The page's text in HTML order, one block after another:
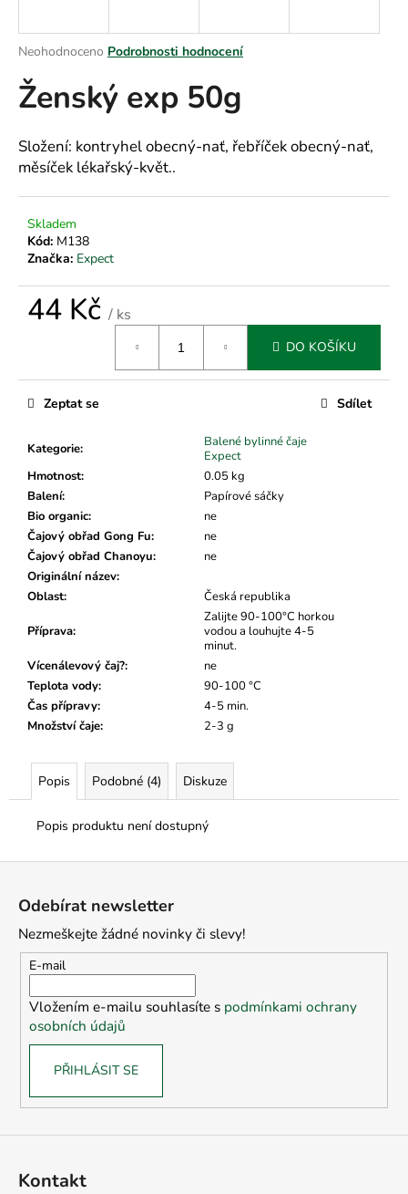
Průměrné
produktu
je
z
5
hvězdiček.
Neohodnoceno Podrobnosti hodnocení
Ženský exp 50g
Složení: kontryhel obecný-nať, řebříček obecný-nať,
měsíček lékařský-květ..
Skladem
Kód: M138
Značka: Expect
44 Kč / ks
DO KOŠÍKU
Kategorie:
Balené bylinné čaje
Expect
Hmotnost:
0.05 kg
Balení:
Papírové sáčky
Bio organic:
ne
Čajový obřad Gong Fu:
ne
Čajový obřad Chanoyu:
ne
Originální název:
Oblast: Česká republika
Příprava:
Zalijte 90-100°C horkou
vodou a louhujte 4-5
minut.
Vícenálevový čaj?:
ne
Teplota vody:
90-100 °C
Čas přípravy:
4-5 min.
Množství čaje: 2-3 g
Zeptat se Sdílet
Popis Podobné (4) Diskuze
Popis produktu není dostupný
j
í
t
D
o
m
Odebírat newsletter
Nezmeškejte žádné novinky či slevy!
E-mail
Vložením e-mailu souhlasíte s podmínkami ochrany
osobních údajů
PŘIHLÁSIT SE
Kontakt